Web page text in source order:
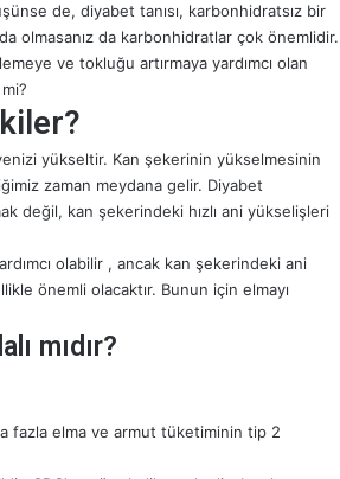
de, diyabet tanısı, karbonhidratsız bir
olmasanız da karbonhidratlar çok önemlidir.
ve tokluğu artırmaya yardımcı olan
yükseltir. Kan şekerinin yükselmesinin
zaman meydana gelir. Diyabet
değil, kan şekerindeki hızlı ani yükselişleri
olabilir , ancak kan şekerindeki ani
önemli olacaktır. Bunun için elmayı
mıdır?
fazla elma ve armut tüketiminin tip 2